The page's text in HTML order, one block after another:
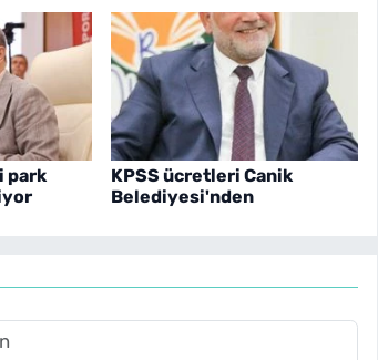
park
KPSS ücretleri Canik
Belediyesi'nden